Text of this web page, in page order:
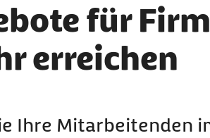
für
erreichen
Ihre Mitarbeitenden